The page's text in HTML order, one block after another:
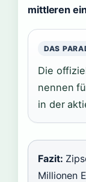
mittleren
DAS
Die
nennen
in der
Fazit:
Millionen